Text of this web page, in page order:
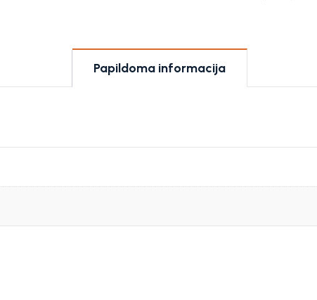
Papildoma informacija